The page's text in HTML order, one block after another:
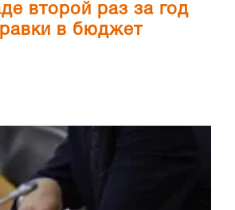
второй раз за год
в бюджет